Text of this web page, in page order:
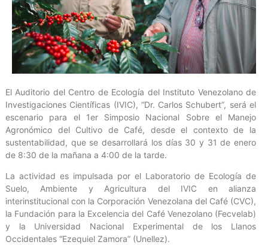
El Auditorio del Centro de Ecología del Instituto Venezolano de
Investigaciones Científicas (IVIC), “Dr. Carlos Schubert”, será el
escenario para el 1er Simposio Nacional Sobre el Manejo
Agronómico del Cultivo de Café, desde el contexto de la
sustentabilidad, que se desarrollará los días 30 y 31 de enero
de 8:30 de la mañana a 4:00 de la tarde.
La actividad es impulsada por el Laboratorio de Ecología de
Suelo, Ambiente y Agricultura del IVIC en alianza
interinstitucional con la Corporación Venezolana del Café (CVC),
la Fundación para la Excelencia del Café Venezolano (Fecvelab)
y la Universidad Nacional Experimental de los Llanos
Occidentales “Ezequiel Zamora” (Unellez).